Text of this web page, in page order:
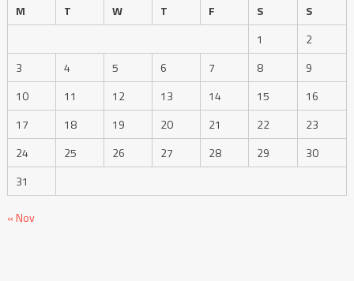
M
T W T F S
S
1
2
3
4 5 6 7 8
9
10
11 12 13 14 15
16
17
18 19 20 21 22
23
24
25 26 27 28 29
30
31
« Nov